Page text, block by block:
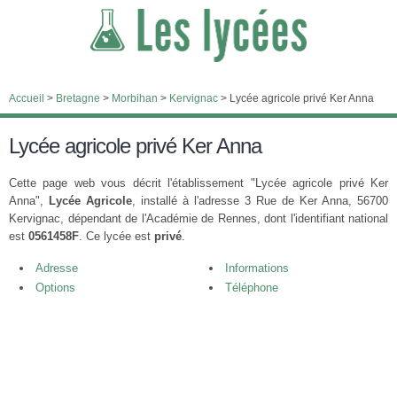
Accueil > Bretagne > Morbihan > Kervignac > Lycée agricole privé Ker Anna
Lycée agricole privé Ker Anna
Cette page web vous décrit l'établissement "Lycée agricole privé Ker
Anna", Lycée Agricole, installé à l'adresse 3 Rue de Ker Anna, 56700
Kervignac, dépendant de l'Académie de Rennes, dont l'identifiant national
est 0561458F. Ce lycée est privé.
Adresse
Informations
Options
Téléphone